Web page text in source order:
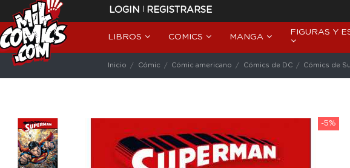
LOGIN | REGISTRARSE
LIBROS COMICS MANGA
FIGURAS Y
Inicio Cómic Cómic americano Cómics de DC Cómics de
-5%